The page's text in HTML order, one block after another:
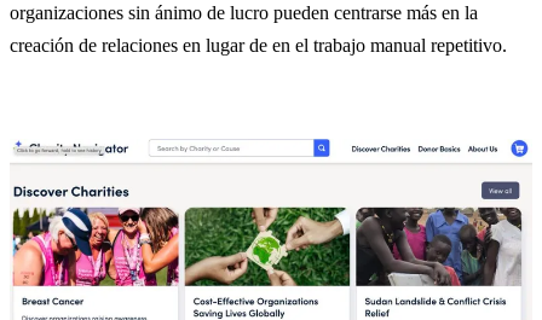
organizaciones sin ánimo de lucro pueden centrarse más en la
creación de relaciones en lugar de en el trabajo manual repetitivo.